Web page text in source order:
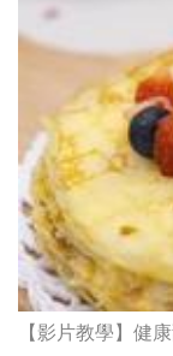
【影片教學】健